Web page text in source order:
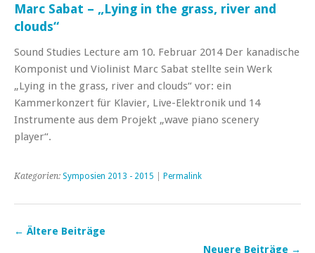
Marc Sabat – „Lying in the grass, river and
clouds“
Sound Studies Lecture am 10. Februar 2014 Der kanadische
Komponist und Violinist Marc Sabat stellte sein Werk
„Lying in the grass, river and clouds“ vor: ein
Kammerkonzert für Klavier, Live-Elektronik und 14
Instrumente aus dem Projekt „wave piano scenery
player“.
Kategorien: Symposien 2013 - 2015 Permalink
← Ältere Beiträge
Neuere Beiträge →